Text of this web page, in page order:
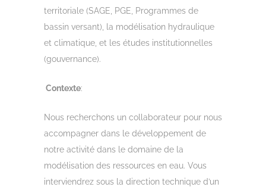
territoriale (SAGE, PGE, Programmes de
bassin versant), la modélisation hydraulique
et climatique, et les études institutionnelles
(gouvernance).
Contexte:
Nous recherchons un collaborateur pour nous
accompagner dans le développement de
notre activité dans le domaine de la
modélisation des ressources en eau. Vous
interviendrez sous la direction technique d’un